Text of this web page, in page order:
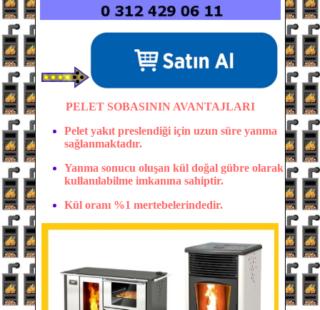
PELET SOBASININ AVANTAJLARI
Pelet yakıt preslendiği için uzun süre yanma
sağlanmaktadır.
Yanma sonucu oluşan kül doğal gübre olarak
kullanılabilme imkanına sahiptir.
Kül oranı %1 mertebelerindedir.